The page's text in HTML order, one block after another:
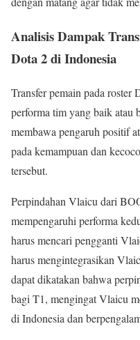
Analisis Dampak
Dota 2 di Indonesia
Transfer pemain pada roster
performa tim yang baik atau
membawa pengaruh positif
pada kemampuan dan
tersebut.
Perpindahan Vlaicu dari
mempengaruhi performa
harus mencari pengganti
harus mengintegrasikan
dapat dikatakan bahwa
bagi T1, mengingat Vlaicu
di Indonesia dan